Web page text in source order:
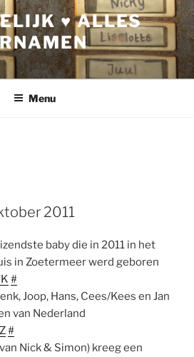
♥ ALLES
Menu
2011
baby die in 2011 in het
in Zoetermeer werd geboren
#
Joop, Hans, Cees/Kees en Jan
van Nederland
#
Nick & Simon) kreeg een